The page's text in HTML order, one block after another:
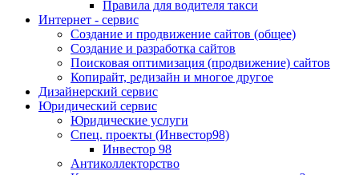
Правила для водителя такси
Интернет - сервис
Создание и продвижение сайтов (общее)
Создание и разработка сайтов
Поисковая оптимизация (продвижение) сайтов
Копирайт, редизайн и многое другое
Дизайнерский сервис
Юридический сервис
Юридические услуги
Спец. проекты (Инвестор98)
Инвестор 98
Антиколлекторство